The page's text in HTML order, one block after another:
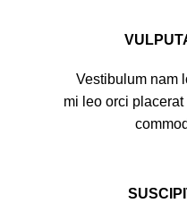
Vestibulum nam
mi leo orci